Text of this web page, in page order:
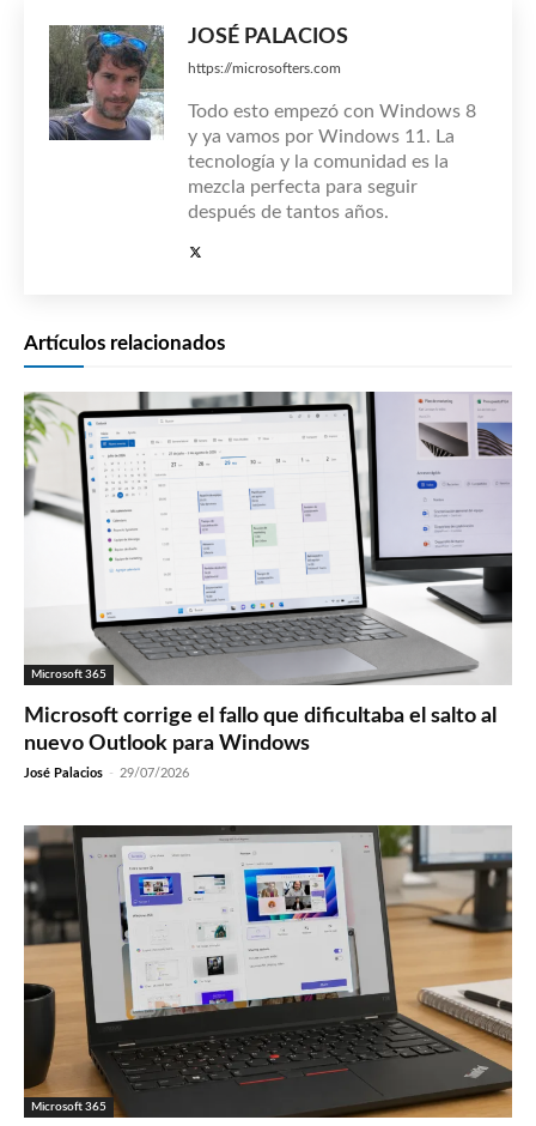
JOSÉ PALACIOS
https://microsofters.com
Todo esto empezó con Windows 8
y ya vamos por Windows 11. La
tecnología y la comunidad es la
mezcla perfecta para seguir
después de tantos años.
Artículos relacionados
Microsoft 365
Microsoft corrige el fallo que dificultaba el salto al
nuevo Outlook para Windows
José Palacios - 29/07/2026
Microsoft 365